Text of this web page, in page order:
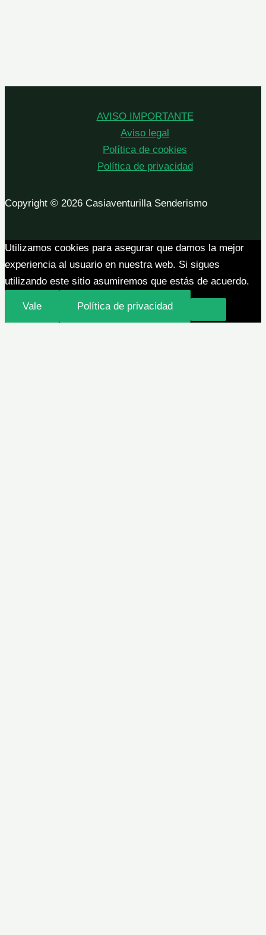
AVISO IMPORTANTE
Aviso legal
Política de cookies
Política de privacidad
Copyright © 2026 Casiaventurilla Senderismo
Utilizamos cookies para asegurar que damos la mejor
experiencia al usuario en nuestra web. Si sigues
utilizando este sitio asumiremos que estás de acuerdo.
Vale Política de privacidad